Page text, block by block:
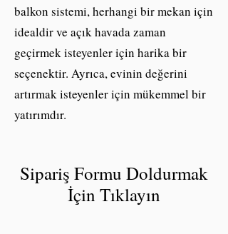
balkon sistemi, herhangi bir mekan için
idealdir ve açık havada zaman
geçirmek isteyenler için harika bir
seçenektir. Ayrıca, evinin değerini
artırmak isteyenler için mükemmel bir
yatırımdır.
Sipariş Formu Doldurmak
İçin Tıklayın